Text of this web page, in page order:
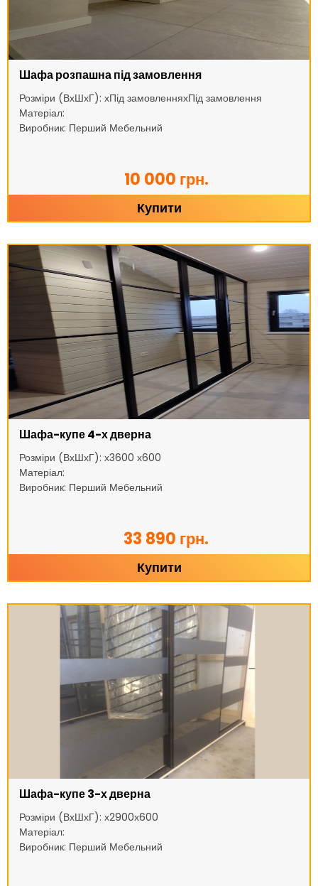
Шафа розпашна під замовлення
Розміри (ВхШхГ): хПід замовленняхПід замовлення
Матеріал:
Виробник: Перший Мебельний
10 000 грн.
Купити
Шафа-купе 4-х дверна
Розміри (ВхШхГ): х3600 х600
Матеріал:
Виробник: Перший Мебельний
33 890 грн.
Купити
Шафа-купе 3-х дверна
Розміри (ВхШхГ): х2900х600
Матеріал:
Виробник: Перший Мебельний